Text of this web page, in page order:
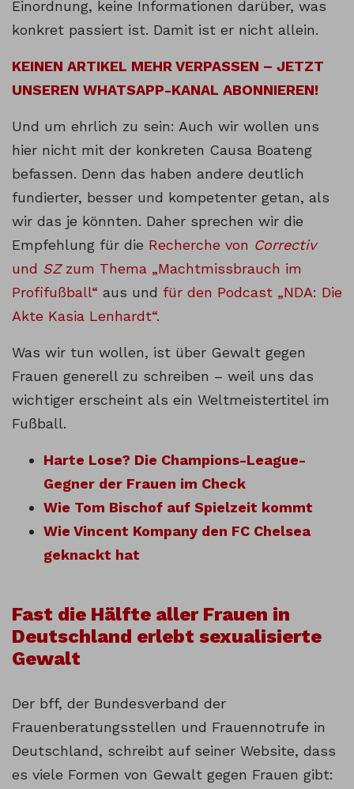
Einordnung, keine Informationen darüber, was
konkret passiert ist. Damit ist er nicht allein.
KEINEN ARTIKEL MEHR VERPASSEN – JETZT
UNSEREN WHATSAPP-KANAL ABONNIEREN!
Und um ehrlich zu sein: Auch wir wollen uns
hier nicht mit der konkreten Causa Boateng
befassen. Denn das haben andere deutlich
fundierter, besser und kompetenter getan, als
wir das je könnten. Daher sprechen wir die
Empfehlung für die Recherche von Correctiv
und SZzum Thema „Machtmissbrauch im
Profifußball“ aus und für den Podcast „NDA: Die
Akte Kasia Lenhardt“.
Was wir tun wollen, ist über Gewalt gegen
Frauen generell zu schreiben – weil uns das
wichtiger erscheint als ein Weltmeistertitel im
Fußball.
Harte Lose? Die Champions-League-
Gegner der Frauen im Check
Wie Tom Bischof auf Spielzeit kommt
Wie Vincent Kompany den FC Chelsea
geknackt hat
Fast die Hälfte aller Frauen in
Deutschland erlebt sexualisierte
Gewalt
Der bff, der Bundesverband der
Frauenberatungsstellen und Frauennotrufe in
Deutschland, schreibt auf seiner Website, dass
es viele Formen von Gewalt gegen Frauen gibt: